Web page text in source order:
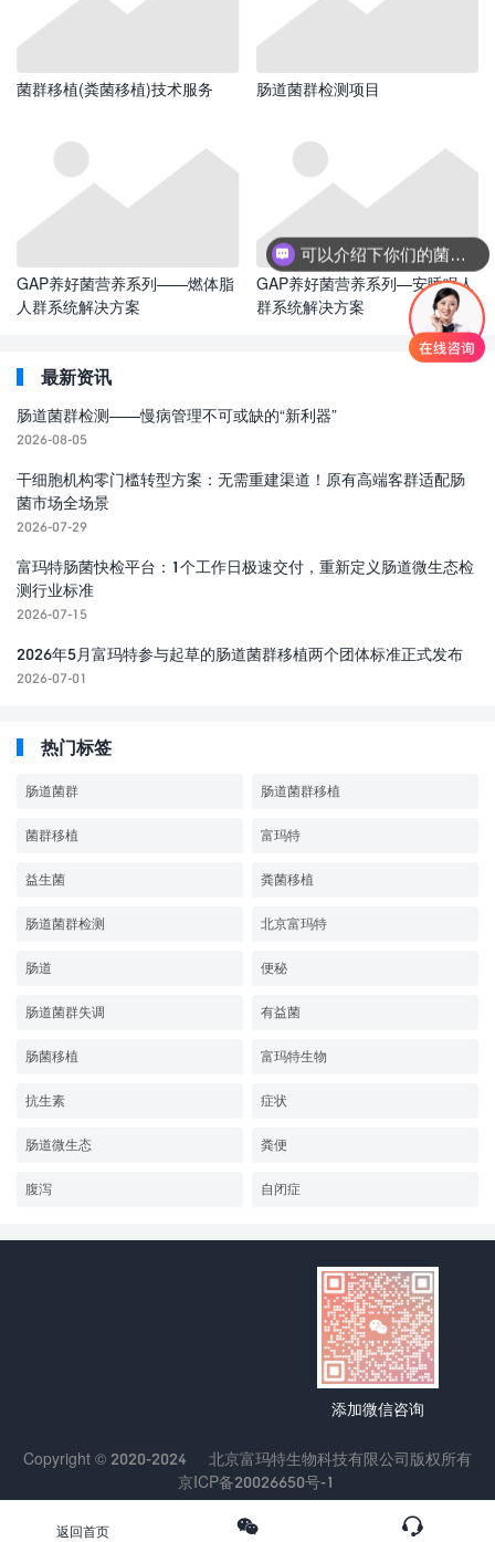
菌群移植(粪菌移植)技术服务 肠道菌群检测项目
GAP养好菌营养系列——燃体脂
人群系统解决方案
GAP养好菌营养系列—安睡眠人
群系统解决方案
最新资讯
肠道菌群检测——慢病管理不可或缺的“新利器”
2026-08-05
干细胞机构零门槛转型方案：无需重建渠道！原有高端客群适配肠
菌市场全场景
2026-07-29
富玛特肠菌快检平台：1个工作日极速交付，重新定义肠道微生态检
测行业标准
2026-07-15
2026年5月富玛特参与起草的肠道菌群移植两个团体标准正式发布
2026-07-01
热门标签
肠道菌群 肠道菌群移植
菌群移植 富玛特
益生菌 粪菌移植
肠道菌群检测 北京富玛特
肠道 便秘
肠道菌群失调 有益菌
肠菌移植 富玛特生物
抗生素 症状
肠道微生态 粪便
腹泻 自闭症
返回首页
添加微信咨询
Copyright © 2020-2024 北京富玛特生物科技有限公司版权所有
京ICP备20026650号-1
可以介绍下你们的菌群移植项目吗？